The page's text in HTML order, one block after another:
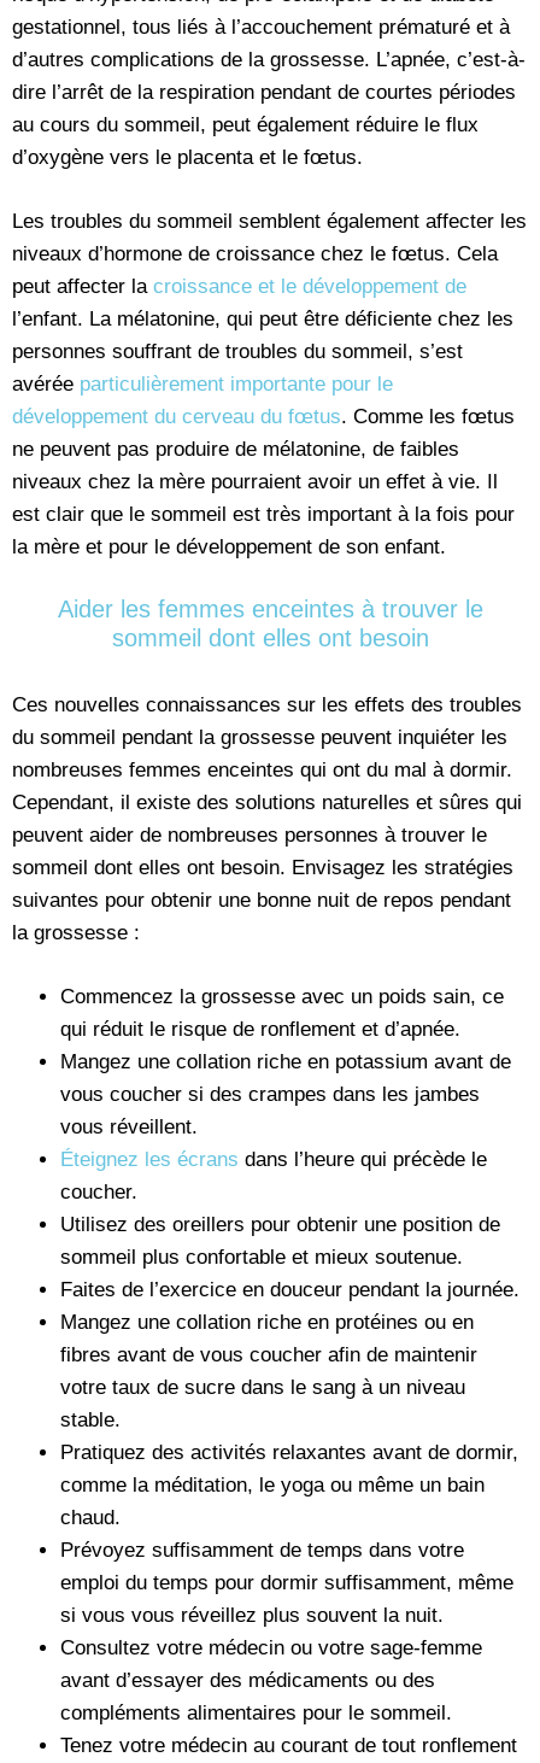
gestationnel, tous liés à l’accouchement prématuré et à
d’autres complications de la grossesse. L’apnée, c’est-à-
dire l’arrêt de la respiration pendant de courtes périodes
au cours du sommeil, peut également réduire le flux
d’oxygène vers le placenta et le fœtus.
Les troubles du sommeil semblent également affecter les
niveaux d’hormone de croissance chez le fœtus. Cela
peut affecter la croissance et le développement de
l’enfant. La mélatonine, qui peut être déficiente chez les
personnes souffrant de troubles du sommeil, s’est
avérée particulièrement importante pour le
développement du cerveau du fœtus. Comme les fœtus
ne peuvent pas produire de mélatonine, de faibles
niveaux chez la mère pourraient avoir un effet à vie. Il
est clair que le sommeil est très important à la fois pour
la mère et pour le développement de son enfant.
Aider les femmes enceintes à trouver le
sommeil dont elles ont besoin
Ces nouvelles connaissances sur les effets des troubles
du sommeil pendant la grossesse peuvent inquiéter les
nombreuses femmes enceintes qui ont du mal à dormir.
Cependant, il existe des solutions naturelles et sûres qui
peuvent aider de nombreuses personnes à trouver le
sommeil dont elles ont besoin. Envisagez les stratégies
suivantes pour obtenir une bonne nuit de repos pendant
la grossesse :
Commencez la grossesse avec un poids sain, ce
qui réduit le risque de ronflement et d’apnée.
Mangez une collation riche en potassium avant de
vous coucher si des crampes dans les jambes
vous réveillent.
Éteignez les écrans dans l’heure qui précède le
coucher.
Utilisez des oreillers pour obtenir une position de
sommeil plus confortable et mieux soutenue.
Faites de l’exercice en douceur pendant la journée.
Mangez une collation riche en protéines ou en
fibres avant de vous coucher afin de maintenir
votre taux de sucre dans le sang à un niveau
stable.
Pratiquez des activités relaxantes avant de dormir,
comme la méditation, le yoga ou même un bain
chaud.
Prévoyez suffisamment de temps dans votre
emploi du temps pour dormir suffisamment, même
si vous vous réveillez plus souvent la nuit.
Consultez votre médecin ou votre sage-femme
avant d’essayer des médicaments ou des
compléments alimentaires pour le sommeil.
Tenez votre médecin au courant de tout ronflement